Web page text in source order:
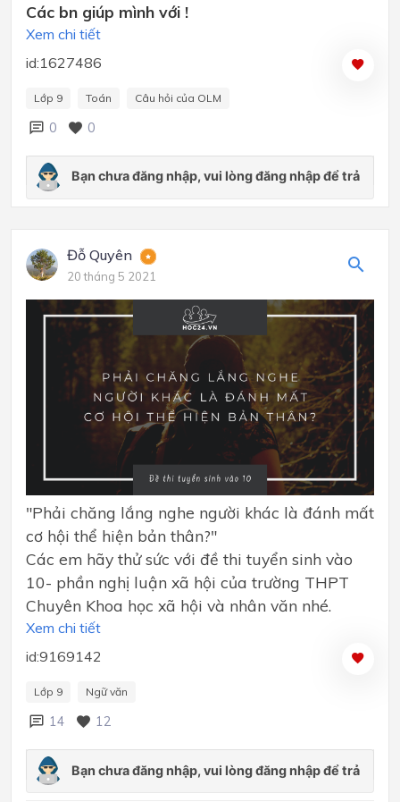
Các bn giúp mình với !
Xem chi tiết
id:1627486
Lớp 9 Toán Câu hỏi của OLM
0 0
Đỗ Quyên
20 tháng 5 2021
"Phải chăng lắng nghe người khác là đánh mất
cơ hội thể hiện bản thân?"
Các em hãy thử sức với đề thi tuyển sinh vào
10- phần nghị luận xã hội của trường THPT
Chuyên Khoa học xã hội và nhân văn nhé.
Xem chi tiết
id:9169142
Lớp 9 Ngữ văn
14 12